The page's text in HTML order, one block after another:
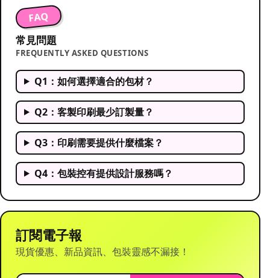
FAQ
常見問題
FREQUENTLY ASKED QUESTIONS
Q1：如何選擇適合的包材？
Q2：客製印刷最少訂製量？
Q3：印刷需要提供什麼檔案？
Q4：包裝控有提供設計服務嗎？
訂閱電子報
現貨優惠、新品資訊、包裝靈感不漏接！